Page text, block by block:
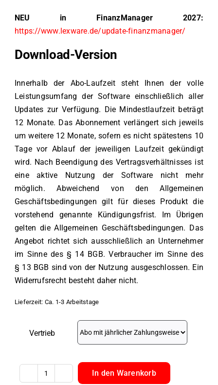
NEU in FinanzManager 2027:
https://www.lexware.de/update-finanzmanager/
Download-Version
Innerhalb der Abo-Laufzeit steht Ihnen der volle
Leistungsumfang der Software einschließlich aller
Updates zur Verfügung. Die Mindestlaufzeit beträgt
12 Monate. Das Abonnement verlängert sich jeweils
um weitere 12 Monate, sofern es nicht spätestens 10
Tage vor Ablauf der jeweiligen Laufzeit gekündigt
wird. Nach Beendigung des Vertragsverhältnisses ist
eine aktive Nutzung der Software nicht mehr
möglich. Abweichend von den Allgemeinen
Geschäftsbedingungen gilt für dieses Produkt die
vorstehend genannte Kündigungsfrist. Im Übrigen
gelten die Allgemeinen Geschäftsbedingungen. Das
Angebot richtet sich ausschließlich an Unternehmer
im Sinne des § 14 BGB. Verbraucher im Sinne des
§ 13 BGB sind von der Nutzung ausgeschlossen. Ein
Widerrufsrecht besteht daher nicht.
Lieferzeit: Ca. 1-3 Arbeitstage
Vertrieb
Lexware
In den Warenkorb